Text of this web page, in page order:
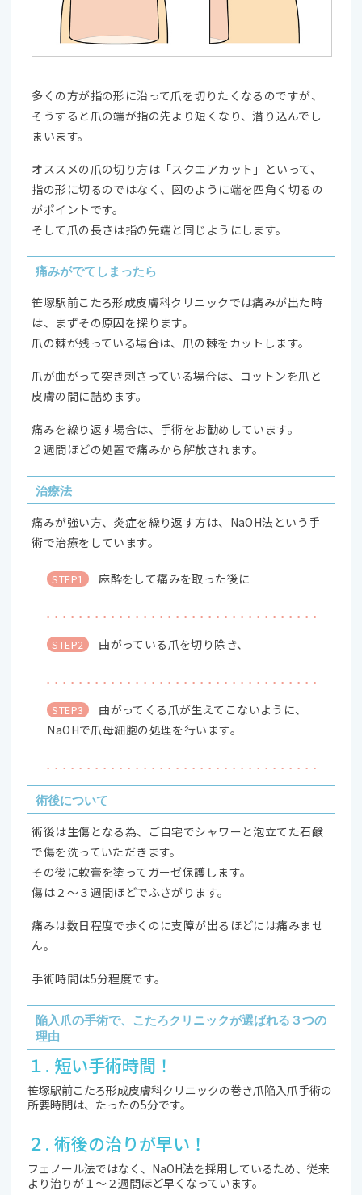
多くの方が指の形に沿って爪を切りたくなるのですが、
そうすると爪の端が指の先より短くなり、潜り込んでし
まいます。
オススメの爪の切り方は「スクエアカット」といって、
指の形に切るのではなく、図のように端を四角く切るの
がポイントです。
そして爪の長さは指の先端と同じようにします。
痛みがでてしまったら
笹塚駅前こたろ形成皮膚科クリニックでは痛みが出た時
は、まずその原因を探ります。
爪の棘が残っている場合は、爪の棘をカットします。
爪が曲がって突き刺さっている場合は、コットンを爪と
皮膚の間に詰めます。
痛みを繰り返す場合は、手術をお勧めしています。
２週間ほどの処置で痛みから解放されます。
治療法
痛みが強い方、炎症を繰り返す方は、NaOH法という手
術で治療をしています。
STEP1 麻酔をして痛みを取った後に
STEP2 曲がっている爪を切り除き、
STEP3
曲がってくる爪が生えてこないように、
NaOHで爪母細胞の処理を行います。
術後について
術後は生傷となる為、ご自宅でシャワーと泡立てた石鹸
で傷を洗っていただきます。
その後に軟膏を塗ってガーゼ保護します。
傷は２〜３週間ほどでふさがります。
痛みは数日程度で歩くのに支障が出るほどには痛みませ
ん。
手術時間は5分程度です。
陥入爪の手術で、こたろクリニックが選ばれる３つの
理由
１. 短い手術時間！
笹塚駅前こたろ形成皮膚科クリニックの巻き爪陥入爪手術の
所要時間は、たったの5分です。
２. 術後の治りが早い！
フェノール法ではなく、NaOH法を採用しているため、従来
より治りが１〜２週間ほど早くなっています。